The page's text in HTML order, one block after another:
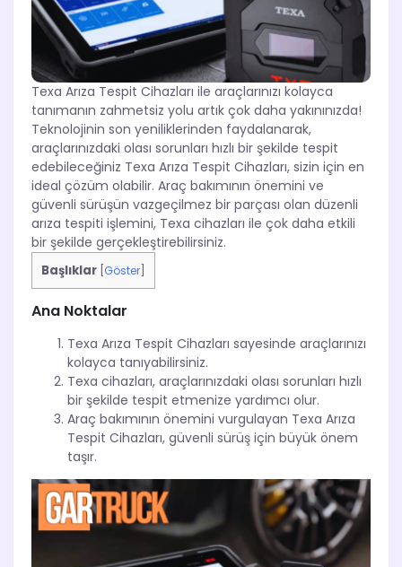
Texa Arıza Tespit Cihazları ile araçlarınızı kolayca
tanımanın zahmetsiz yolu artık çok daha yakınınızda!
Teknolojinin son yeniliklerinden faydalanarak,
araçlarınızdaki olası sorunları hızlı bir şekilde tespit
edebileceğiniz Texa Arıza Tespit Cihazları, sizin için en
ideal çözüm olabilir. Araç bakımının önemini ve
güvenli sürüşün vazgeçilmez bir parçası olan düzenli
arıza tespiti işlemini, Texa cihazları ile çok daha etkili
bir şekilde gerçekleştirebilirsiniz.
Başlıklar Göster
Ana Noktalar
Texa Arıza Tespit Cihazları sayesinde araçlarınızı
kolayca tanıyabilirsiniz.
Texa cihazları, araçlarınızdaki olası sorunları hızlı
bir şekilde tespit etmenize yardımcı olur.
Araç bakımının önemini vurgulayan Texa Arıza
Tespit Cihazları, güvenli sürüş için büyük önem
taşır.